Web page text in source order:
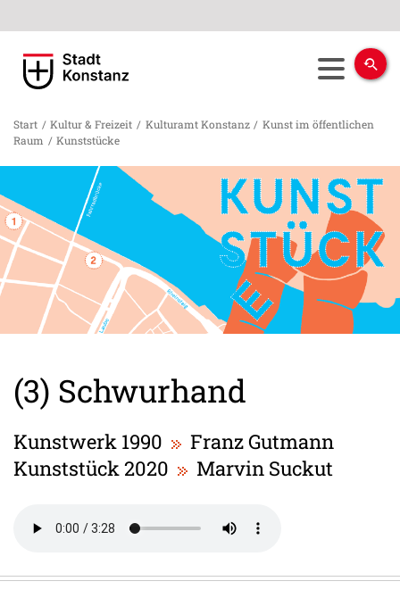
Start / Kultur & Freizeit / Kulturamt Konstanz / Kunst im öffentlichen
Raum / Kunststücke
(3) Schwurhand
Kunstwerk 1990
Franz Gutmann
Kunststück 2020
Marvin Suckut